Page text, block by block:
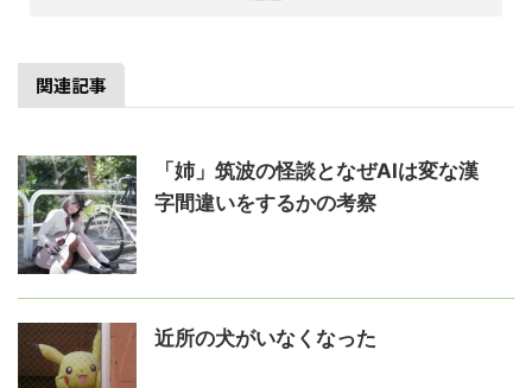
関連記事
「姉」筑波の怪談となぜAIは変な漢
字間違いをするかの考察
近所の犬がいなくなった